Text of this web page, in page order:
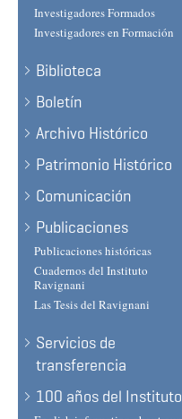
Investigadores Formados
Investigadores en Formación
Biblioteca
Boletín
Archivo Histórico
Patrimonio Histórico
Comunicación
Publicaciones
Publicaciones históricas
Cuadernos del Instituto
Ravignani
Las Tesis del Ravignani
Servicios de
transferencia
100 años del Instituto